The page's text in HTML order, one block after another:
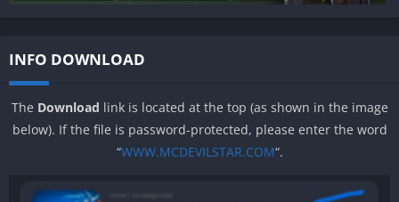
INFO DOWNLOAD
The Download link is located at the top (as shown in the image
below). If the file is password-protected, please enter the word
“WWW.MCDEVILSTAR.COM“.